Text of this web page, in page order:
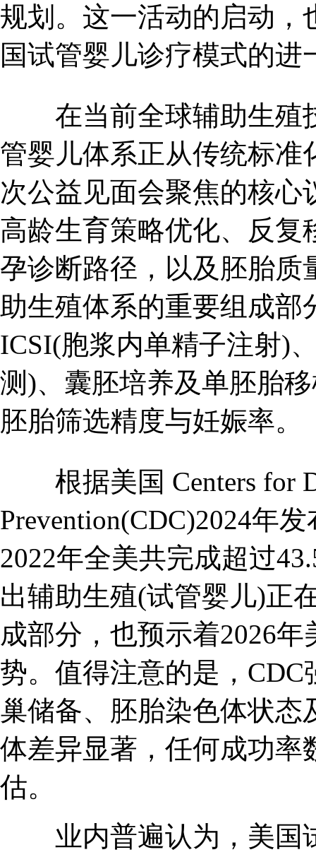
规划。这一活动的启动，
国试管婴儿诊疗模式的进
在当前全球辅助生殖
管婴儿体系正从传统标准
次公益见面会聚焦的核
高龄生育策略优化、反复
孕诊断路径，以及胚胎质
助生殖体系的重要组成部
ICSI(胞浆内单精子注射)
测)、囊胚培养及单胚胎
胚胎筛选精度与妊娠率。
根据美国 Centers for
Prevention(CDC)2024年
2022年全美共完成超过
出辅助生殖(试管婴儿)正
成部分，也预示着2026
势。值得注意的是，
巢储备、胚胎染色体状态
体差异显著，任何成功率
估。
业内普遍认为，美国